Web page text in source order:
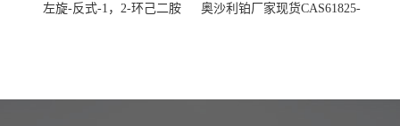
左旋-反式-1，2-环己二胺
奥沙利铂厂家现货CAS61825-